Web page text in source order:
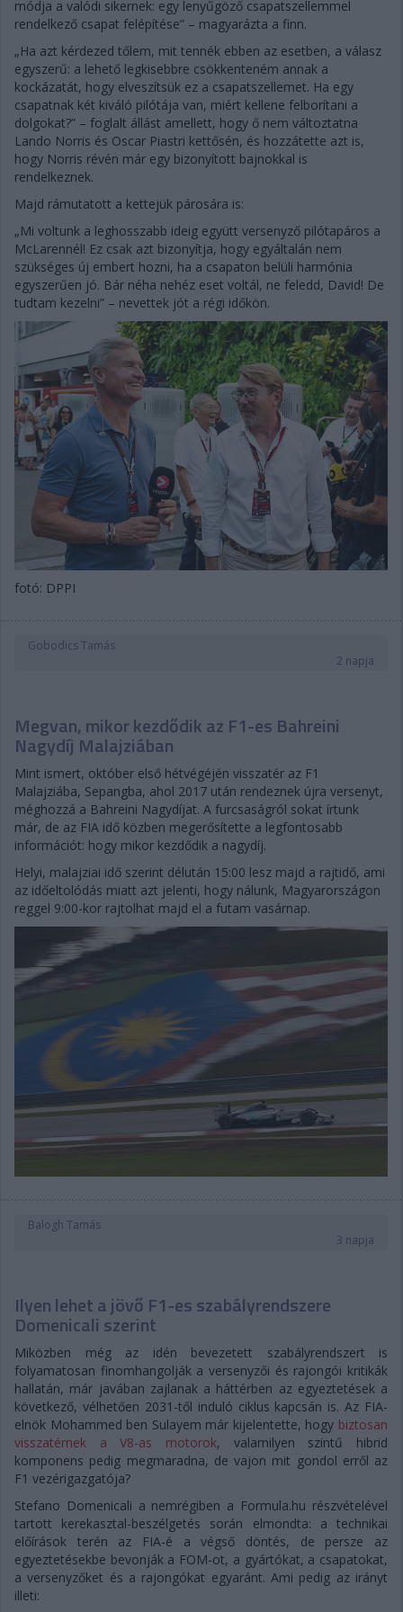
módja a valódi sikernek: egy lenyűgöző csapatszellemmel
rendelkező csapat felépítése” – magyarázta a finn.
„Ha azt kérdezed tőlem, mit tennék ebben az esetben, a válasz
egyszerű: a lehető legkisebbre csökkenteném annak a
kockázatát, hogy elveszítsük ez a csapatszellemet. Ha egy
csapatnak két kiváló pilótája van, miért kellene felborítani a
dolgokat?” – foglalt állást amellett, hogy ő nem változtatna
Lando Norris és Oscar Piastri kettősén, és hozzátette azt is,
hogy Norris révén már egy bizonyított bajnokkal is
rendelkeznek.
Majd rámutatott a kettejük párosára is:
„Mi voltunk a leghosszabb ideig együtt versenyző pilótapáros a
McLarennél! Ez csak azt bizonyítja, hogy egyáltalán nem
szükséges új embert hozni, ha a csapaton belüli harmónia
egyszerűen jó. Bár néha nehéz eset voltál, ne feledd, David! De
tudtam kezelni” – nevettek jót a régi időkön.
fotó: DPPI
Gobodics Tamás
2 napja
Megvan, mikor kezdődik az F1-es Bahreini
Nagydíj Malajziában
Mint ismert, október első hétvégéjén visszatér az F1
Malajziába, Sepangba, ahol 2017 után rendeznek újra versenyt,
méghozzá a Bahreini Nagydíjat. A furcsaságról sokat írtunk
már, de az FIA idő közben megerősítette a legfontosabb
információt: hogy mikor kezdődik a nagydíj.
Helyi, malajziai idő szerint délután 15:00 lesz majd a rajtidő, ami
az időeltolódás miatt azt jelenti, hogy nálunk, Magyarországon
reggel 9:00-kor rajtolhat majd el a futam vasárnap.
Balogh Tamás
3 napja
Ilyen lehet a jövő F1-es szabályrendszere
Domenicali szerint
Miközben még az idén bevezetett szabályrendszert is
folyamatosan finomhangolják a versenyzői és rajongói kritikák
hallatán, már javában zajlanak a háttérben az egyeztetések a
következő, vélhetően 2031-től induló ciklus kapcsán is. Az FIA-
elnök Mohammed ben Sulayem már kijelentette, hogy biztosan
visszatérnek a V8-as motorok, valamilyen szintű hibrid
komponens pedig megmaradna, de vajon mit gondol erről az
F1 vezérigazgatója?
Stefano Domenicali a nemrégiben a Formula.hu részvételével
tartott kerekasztal-beszélgetés során elmondta: a technikai
előírások terén az FIA-é a végső döntés, de persze az
egyeztetésekbe bevonják a FOM-ot, a gyártókat, a csapatokat,
a versenyzőket és a rajongókat egyaránt. Ami pedig az irányt
illeti: